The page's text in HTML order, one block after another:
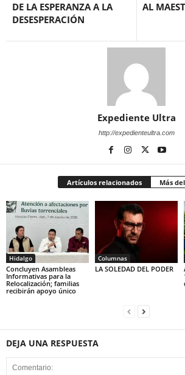
DE LA ESPERANZA A LA
DESESPERACIÓN
AL
Expediente Ultra
http://expedienteultra.com
Artículos relacionados Más
Hidalgo
Concluyen Asambleas
Informativas para la
Relocalización; familias
recibirán apoyo único
Columnas
LA SOLEDAD DEL PODER
DEJA UNA RESPUESTA